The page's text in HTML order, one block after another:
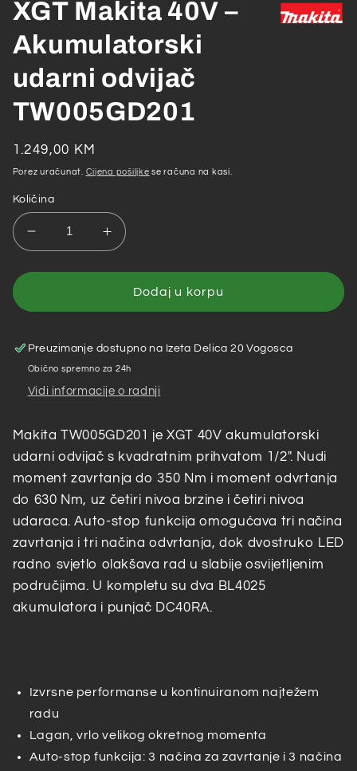
XGT Makita 40V –
Akumulatorski
udarni odvijač
TW005GD201
Redovna
cijena
1.249,00 KM
Porez uračunat. Cijena pošiljke se računa na kasi.
Količina
Smanji
količinu
za
Makita
–
Akumulatorski
odvijač
Povećaj
količinu
za
XGT
Makita
–
Akumulatorski
odvijač
Dodaj u korpu
Preuzimanje dostupno na Izeta Delica 20 Vogosca
Obično spremno za 24h
Vidi informacije o radnji
Makita TW005GD201 je XGT 40V akumulatorski
udarni odvijač s kvadratnim prihvatom 1/2". Nudi
moment zavrtanja do 350 Nm i moment odvrtanja
do 630 Nm, uz četiri nivoa brzine i četiri nivoa
udaraca. Auto-stop funkcija omogućava tri načina
zavrtanja i tri načina odvrtanja, dok dvostruko LED
radno svjetlo olakšava rad u slabije osvijetljenim
područjima. U kompletu su dva BL4025
akumulatora i punjač DC40RA.
Izvrsne performanse u kontinuiranom najtežem
radu
Lagan, vrlo velikog okretnog momenta
Auto-stop funkcija: 3 načina za zavrtanje i 3 načina